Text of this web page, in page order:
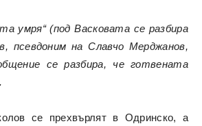
умря“ (под Васковата се разбира
псевдоним на Славчо Мерджанов,
се разбира, че готвената
се прехвърлят в Одринско, а